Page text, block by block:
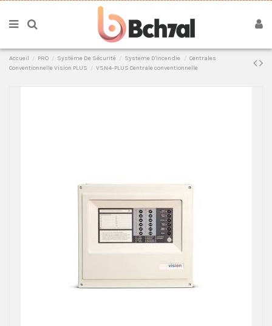
Accueil PRO Système De Sécurité Systeme D'Incendie
Centrales
Conventionnelle Vision PLUS
VSN4-PLUS Centrale conventionnelle